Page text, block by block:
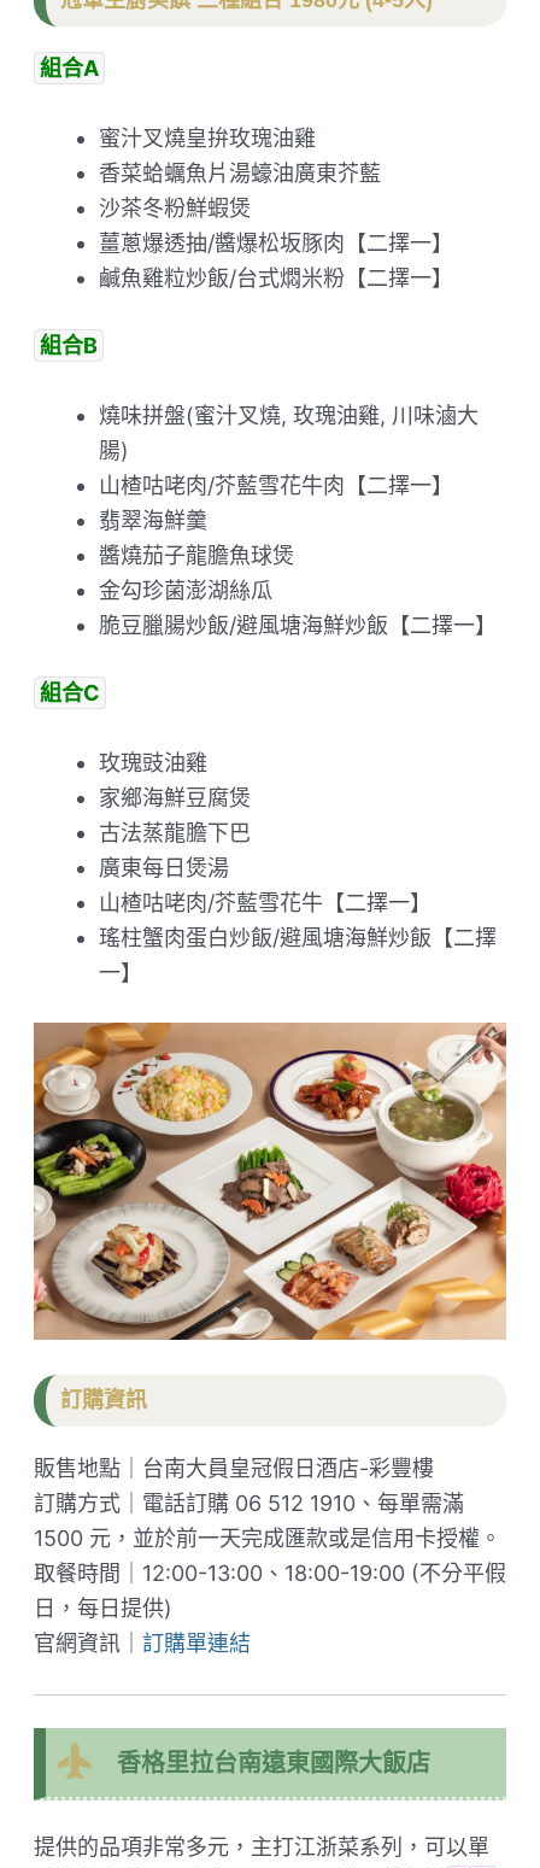
組合A
蜜汁叉燒皇拚玫瑰油雞
香菜蛤蠣魚片湯蠔油廣東芥藍
沙茶冬粉鮮蝦煲
薑蔥爆透抽/醬爆松坂豚肉【二擇一】
鹹魚雞粒炒飯/台式燜米粉【二擇一】
組合B
燒味拼盤(蜜汁叉燒, 玫瑰油雞, 川味滷大
腸)
山楂咕咾肉/芥藍雪花牛肉【二擇一】
翡翠海鮮羹
醬燒茄子龍膽魚球煲
金勾珍菌澎湖絲瓜
脆豆臘腸炒飯/避風塘海鮮炒飯【二擇一】
組合C
玫瑰豉油雞
家鄉海鮮豆腐煲
古法蒸龍膽下巴
廣東每日煲湯
山楂咕咾肉/芥藍雪花牛【二擇一】
瑤柱蟹肉蛋白炒飯/避風塘海鮮炒飯【二擇
一】
訂購資訊
販售地點｜台南大員皇冠假日酒店-彩豐樓
訂購方式｜電話訂購 06 512 1910、每單需滿
1500 元，並於前一天完成匯款或是信用卡授權。
取餐時間｜12:00-13:00、18:00-19:00 (不分平假
日，每日提供)
官網資訊｜ 訂購單連結
香格里拉台南遠東國際大飯店
提供的品項非常多元，主打江浙菜系列，可以單